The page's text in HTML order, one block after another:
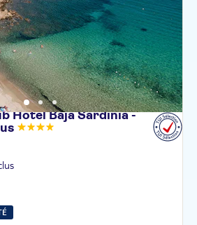
Hotel Baja Sardinia -